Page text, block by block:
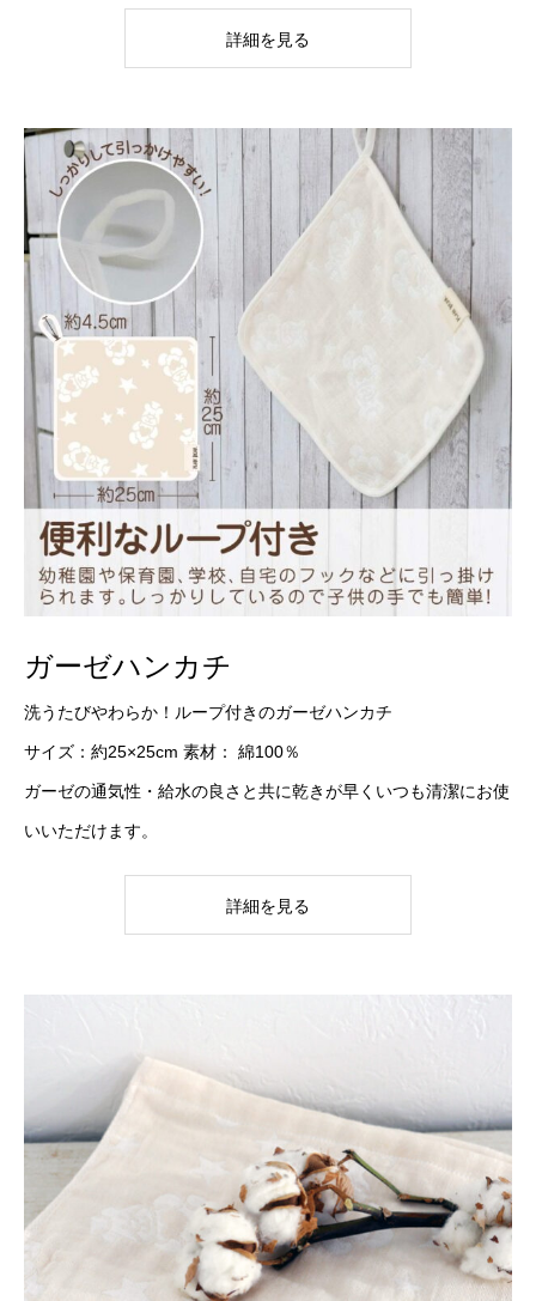
詳細を見る
ガーゼハンカチ
洗うたびやわらか！ループ付きのガーゼハンカチ
サイズ：約25×25cm 素材： 綿100％
ガーゼの通気性・給水の良さと共に乾きが早くいつも清潔にお使
いいただけます。
詳細を見る